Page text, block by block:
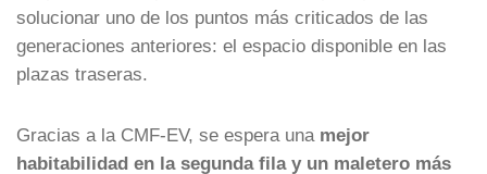
solucionar uno de los puntos más criticados de las
generaciones anteriores: el espacio disponible en las
plazas traseras.
Gracias a la CMF-EV, se espera una mejor
habitabilidad en la segunda fila y un maletero más